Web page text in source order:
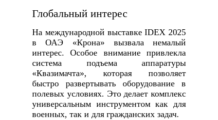
Глобальный интерес
На международной выставке IDEX 2025
в ОАЭ «Крона» вызвала немалый
интерес. Особое внимание привлекла
система подъема аппаратуры
«Квазимачта», которая позволяет
быстро развертывать оборудование в
полевых условиях. Это делает комплекс
универсальным инструментом как для
военных, так и для гражданских задач.